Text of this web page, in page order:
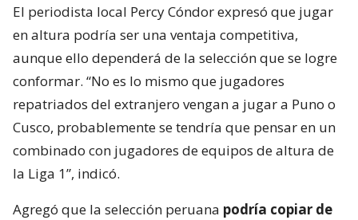
El periodista local Percy Cóndor expresó que jugar
en altura podría ser una ventaja competitiva,
aunque ello dependerá de la selección que se logre
conformar. “No es lo mismo que jugadores
repatriados del extranjero vengan a jugar a Puno o
Cusco, probablemente se tendría que pensar en un
combinado con jugadores de equipos de altura de
la Liga 1”, indicó.
Agregó que la selección peruana podría copiar de